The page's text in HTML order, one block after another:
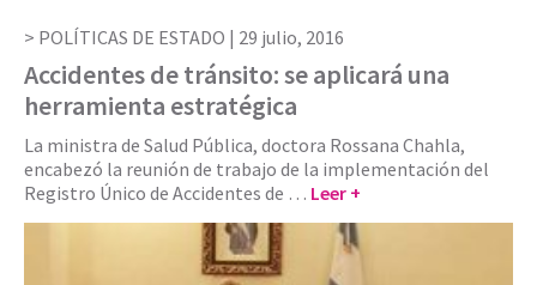
POLÍTICAS DE ESTADO | 29 julio, 2016
Accidentes de tránsito: se aplicará una
herramienta estratégica
La ministra de Salud Pública, doctora Rossana Chahla,
encabezó la reunión de trabajo de la implementación del
Registro Único de Accidentes de … Leer +